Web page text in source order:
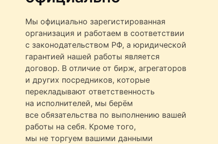
Мы официально зарегистированная
организация и работаем в соответствии
с законодательством РФ, а юридической
гарантией нашей работы является
договор. В отличие от бирж, агрегаторов
и других посредников, которые
перекладывают ответственность
на исполнителей, мы берём
все обязательства по выполнению вашей
работы на себя. Кроме того,
мы не торгуем вашими данными